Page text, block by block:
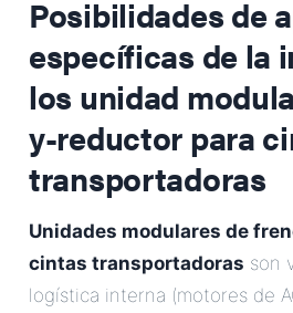
Posibilidades de
específicas de la
los unidad
y-reductor para
transportadoras
Unidades modulares de
cintas transportadoras son
logística interna (motores de